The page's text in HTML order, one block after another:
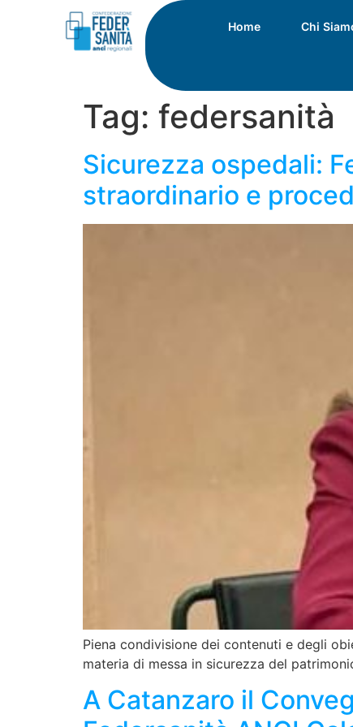
Home Chi
Tag: federsanità
Sicurezza ospedali:
straordinario e
Piena condivisione dei contenuti e degli
materia di messa in sicurezza del
A Catanzaro il